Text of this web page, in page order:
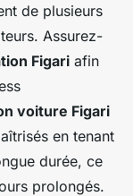
de plusieurs
Assurez-
Figari afin
voiture Figari
en tenant
durée, ce
prolongés.